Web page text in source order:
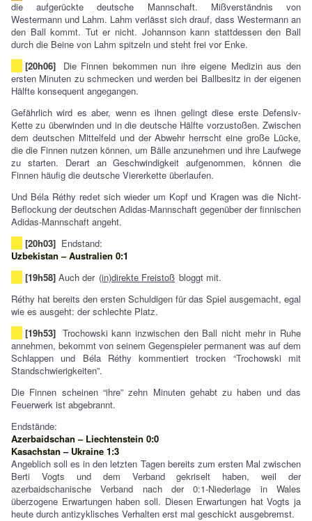
die aufgerückte deutsche Mannschaft. Mißverständnis von
Westermann und Lahm. Lahm verlässt sich drauf, dass Westermann an
den Ball kommt. Tut er nicht. Johannson kann stattdessen den Ball
durch die Beine von Lahm spitzeln und steht frei vor Enke.
[20h06]
Die Finnen bekommen nun ihre eigene Medizin aus den
ersten Minuten zu schmecken und werden bei Ballbesitz in der eigenen
Hälfte konsequent angegangen.
Gefährlich wird es aber, wenn es ihnen gelingt diese erste Defensiv-
Kette zu überwinden und in die deutsche Hälfte vorzustoßen. Zwischen
dem deutschen Mittelfeld und der Abwehr herrscht eine große Lücke,
die die Finnen nutzen können, um Bälle anzunehmen und ihre Laufwege
zu starten. Derart an Geschwindigkeit aufgenommen, können die
Finnen häufig die deutsche Viererkette überlaufen.
Und Béla Réthy redet sich wieder um Kopf und Kragen was die Nicht-
Beflockung der deutschen Adidas-Mannschaft gegenüber der finnischen
Adidas-Mannschaft angeht.
[20h03] Endstand:
Uzbekistan – Australien 0:1
[19h58] Auch der (in)direkte Freistoß bloggt mit.
Réthy hat bereits den ersten Schuldigen für das Spiel ausgemacht, egal
wie es ausgeht: der schlechte Platz.
[19h53] Trochowski kann inzwischen den Ball nicht mehr in Ruhe
annehmen, bekommt von seinem Gegenspieler permanent was auf dem
Schlappen und Béla Réthy kommentiert trocken “Trochowski mit
Standschwierigkeiten”.
Die Finnen scheinen “ihre” zehn Minuten gehabt zu haben und das
Feuerwerk ist abgebrannt.
Endstände:
Azerbaidschan – Liechtenstein 0:0
Kasachstan – Ukraine 1:3
Angeblich soll es in den letzten Tagen bereits zum ersten Mal zwischen
Berti Vogts und dem Verband gekriselt haben, weil der
azerbaidschanische Verband nach der 0:1-Niederlage in Wales
überzogene Erwartungen haben soll. Diesen Erwartungen hat Vogts ja
heute durch antizyklisches Verhalten erst mal geschickt ausgebremst.